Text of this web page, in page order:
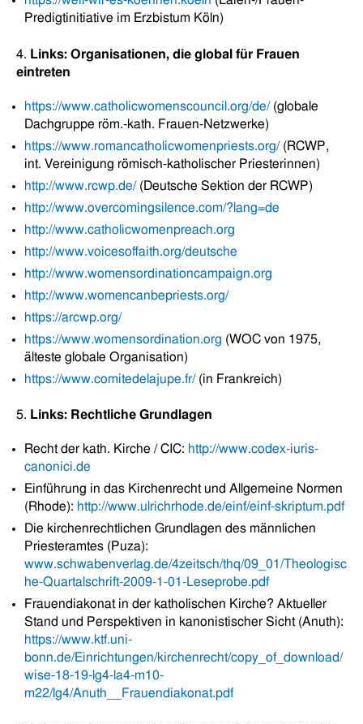
Predigtinitiative im Erzbistum Köln)
4. Links: Organisationen, die global für Frauen
eintreten
https://www.catholicwomenscouncil.org/de/(globale
Dachgruppe röm.-kath. Frauen-Netzwerke)
https://www.romancatholicwomenpriests.org/(RCWP,
int. Vereinigung römisch-katholischer Priesterinnen)
http://www.rcwp.de/(Deutsche Sektion der RCWP)
http://www.overcomingsilence.com/?lang=de
http://www.catholicwomenpreach.org
http://www.voicesoffaith.org/deutsche
http://www.womensordinationcampaign.org
http://www.womencanbepriests.org/
https://arcwp.org/
https://www.womensordination.org (WOC von 1975,
älteste globale Organisation)
https://www.comitedelajupe.fr/(in Frankreich)
5. Links: Rechtliche Grundlagen
Recht der kath. Kirche / CIC: http://www.codex-iuris-
canonici.de
Einführung in das Kirchenrecht und Allgemeine Normen
(Rhode): http://www.ulrichrhode.de/einf/einf-skriptum.pdf
Die kirchenrechtlichen Grundlagen des männlichen
Priesteramtes (Puza):
www.schwabenverlag.de/4zeitsch/thq/09_01/Theologisc
he-Quartalschrift-2009-1-01-Leseprobe.pdf
Frauendiakonat in der katholischen Kirche? Aktueller
Stand und Perspektiven in kanonistischer Sicht (Anuth):
https://www.ktf.uni-
bonn.de/Einrichtungen/kirchenrecht/copy_of_download/
wise-18-19-lg4-la4-m10-
m22/lg4/Anuth__Frauendiakonat.pdf